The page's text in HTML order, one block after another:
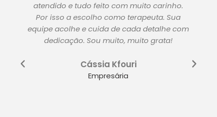
atendido e tudo feito com muito carinho.
Por isso a escolho como terapeuta. Sua
equipe acolhe e cuida de cada detalhe com
dedicação. Sou muito, muito grata!
Cássia Kfouri
Empresária